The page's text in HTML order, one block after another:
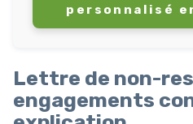
personnalisé
Lettre de non-
engagements